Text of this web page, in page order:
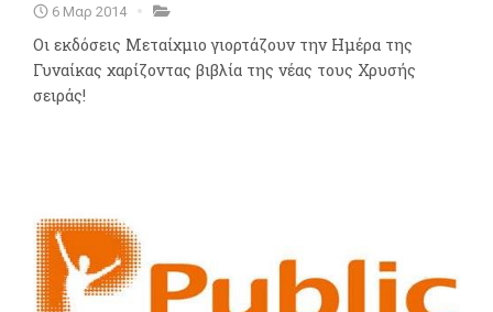
6 Μαρ 2014
Οι εκδόσεις Μεταίχμιο γιορτάζουν την Ημέρα της
Γυναίκας χαρίζοντας βιβλία της νέας τους Χρυσής
σειράς!